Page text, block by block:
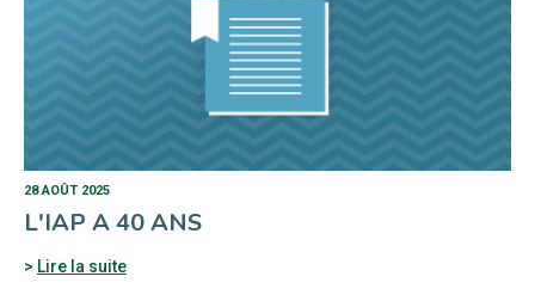
28 AOÛT 2025
L'IAP A 40 ANS
Lire la suite